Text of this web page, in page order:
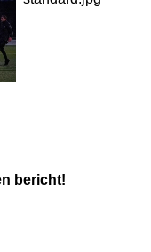
bericht!